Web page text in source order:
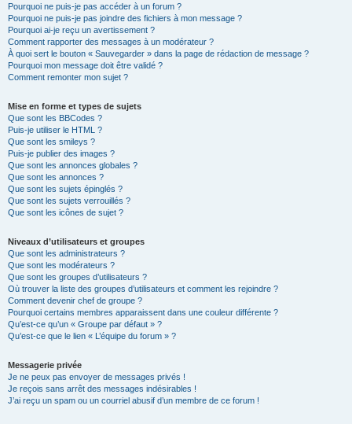
Pourquoi ne puis-je pas accéder à un forum ?
Pourquoi ne puis-je pas joindre des fichiers à mon message ?
Pourquoi ai-je reçu un avertissement ?
Comment rapporter des messages à un modérateur ?
À quoi sert le bouton « Sauvegarder » dans la page de rédaction de message ?
Pourquoi mon message doit être validé ?
Comment remonter mon sujet ?
Mise en forme et types de sujets
Que sont les BBCodes ?
Puis-je utiliser le HTML ?
Que sont les smileys ?
Puis-je publier des images ?
Que sont les annonces globales ?
Que sont les annonces ?
Que sont les sujets épinglés ?
Que sont les sujets verrouillés ?
Que sont les icônes de sujet ?
Niveaux d’utilisateurs et groupes
Que sont les administrateurs ?
Que sont les modérateurs ?
Que sont les groupes d’utilisateurs ?
Où trouver la liste des groupes d’utilisateurs et comment les rejoindre ?
Comment devenir chef de groupe ?
Pourquoi certains membres apparaissent dans une couleur différente ?
Qu’est-ce qu’un « Groupe par défaut » ?
Qu’est-ce que le lien « L’équipe du forum » ?
Messagerie privée
Je ne peux pas envoyer de messages privés !
Je reçois sans arrêt des messages indésirables !
J’ai reçu un spam ou un courriel abusif d’un membre de ce forum !